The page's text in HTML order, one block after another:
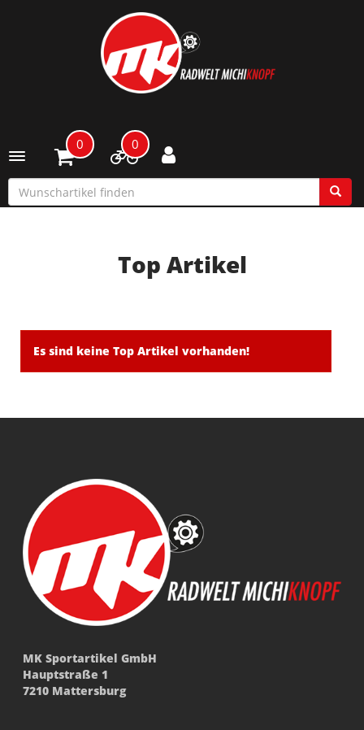
Toggle navigation
0 0
Top Artikel
Es sind keine Top Artikel vorhanden!
MK Sportartikel GmbH
Hauptstraße 1
7210 Mattersburg